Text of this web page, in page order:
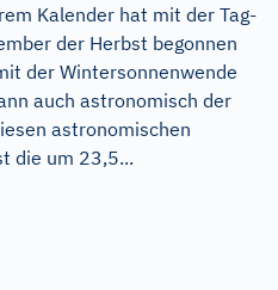
Kalender hat mit der Tag-
der Herbst begonnen
der Wintersonnenwende
auch astronomisch der
astronomischen
die um 23,5...